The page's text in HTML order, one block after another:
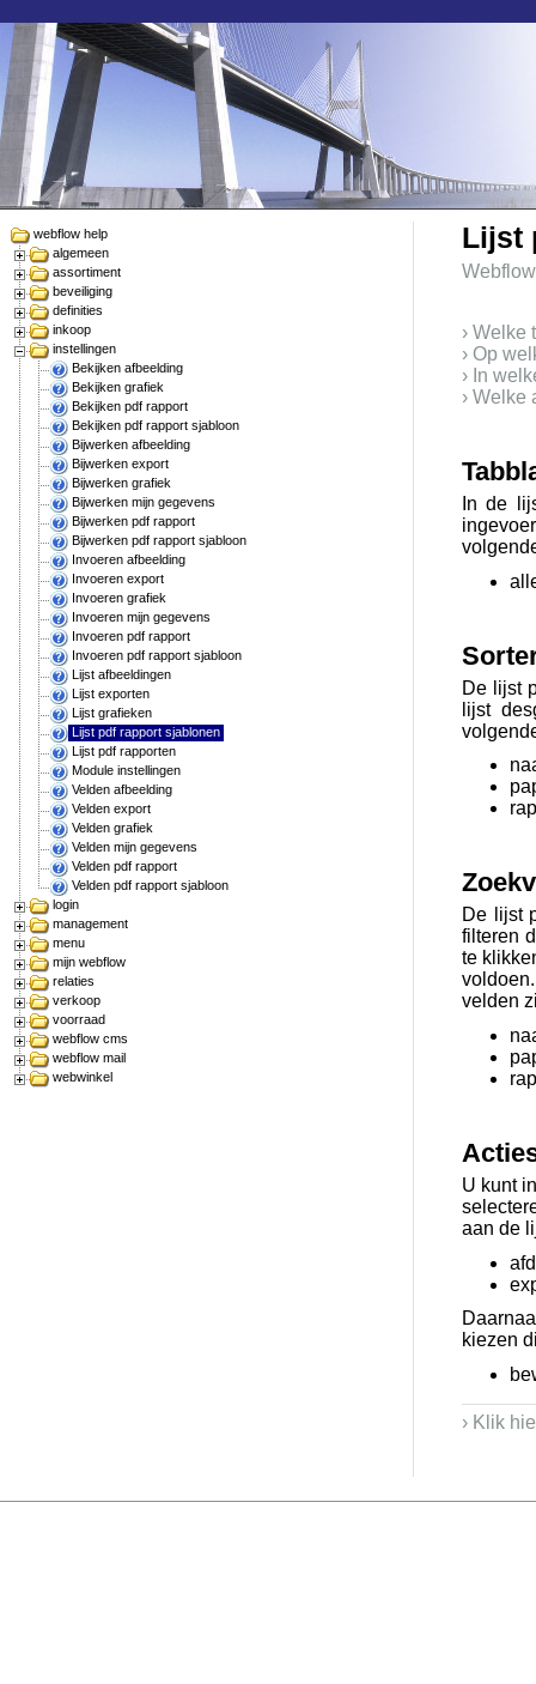
webflow help
algemeen
assortiment
beveiliging
definities
inkoop
instellingen
Bekijken afbeelding
Bekijken grafiek
Bekijken pdf rapport
Bekijken pdf rapport sjabloon
Bijwerken afbeelding
Bijwerken export
Bijwerken grafiek
Bijwerken mijn gegevens
Bijwerken pdf rapport
Bijwerken pdf rapport sjabloon
Invoeren afbeelding
Invoeren export
Invoeren grafiek
Invoeren mijn gegevens
Invoeren pdf rapport
Invoeren pdf rapport sjabloon
Lijst afbeeldingen
Lijst exporten
Lijst grafieken
Lijst pdf rapport sjablonen
Lijst pdf rapporten
Module instellingen
Velden afbeelding
Velden export
Velden grafiek
Velden mijn gegevens
Velden pdf rapport
Velden pdf rapport sjabloon
login
management
menu
mijn webflow
relaties
verkoop
voorraad
webflow cms
webflow mail
webwinkel
Lijst
Webflow
› Welke
› Op
› In
› Welke
In de
De lijst
lijst
De lijst
filteren
te
velden
U kunt
aan de
kiezen
› Klik